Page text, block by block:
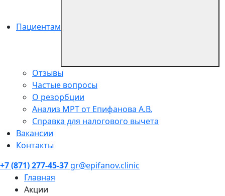
Пациентам
Отзывы
Частые вопросы
О резорбции
Анализ МРТ от Епифанова А.В.
Справка для налогового вычета
Вакансии
Контакты
+7 (871) 277-45-37 gr@epifanov.clinic
Главная
Акции